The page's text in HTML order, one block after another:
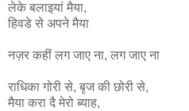
लेके बलाइयां मैया,
हिवडे से अपने मैया
नज़र कहीं लग जाए ना, लग जाए ना
राधिका गोरी से, बृजकी छोरी से,
मैया करा दै मेरो ब्याह,